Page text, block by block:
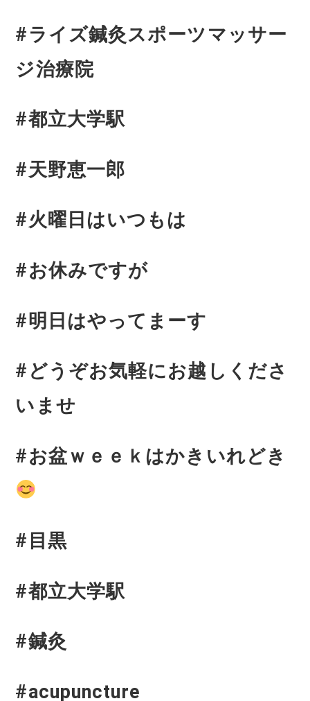
#ライズ鍼灸スポーツマッサー
ジ治療院
#都立大学駅
#天野恵一郎
#火曜日はいつもは
#お休みですが
#明日はやってまーす
#どうぞお気軽にお越しくださ
いませ
#お盆ｗｅｅｋはかきいれどき
#目黒
#都立大学駅
#鍼灸
#acupuncture